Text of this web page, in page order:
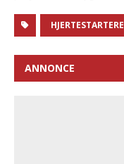
HJERTESTARTERE
ANNONCE